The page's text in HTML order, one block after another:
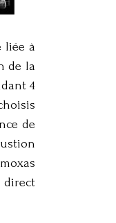
liée à
de la
4
de
direct